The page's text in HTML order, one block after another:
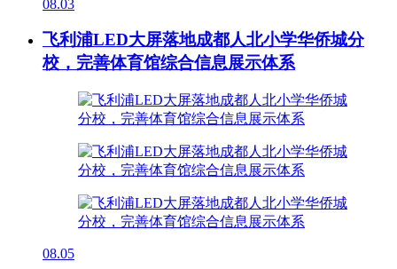
08.03
飞利浦LED大屏落地成都人北小学华侨城分
校，完善体育馆综合信息展示体系
08.05